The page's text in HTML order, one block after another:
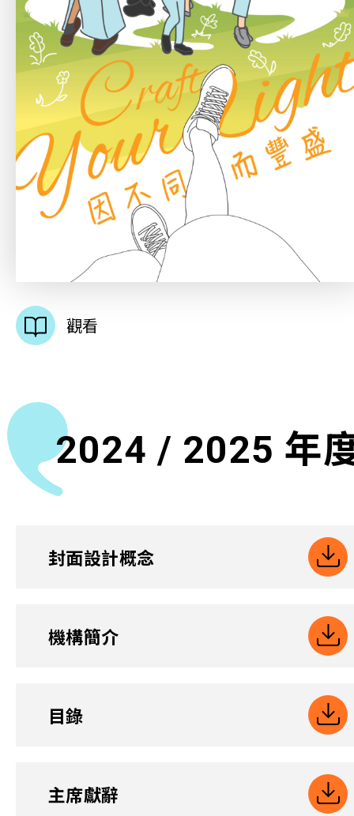
招標通告
聯絡我們
觀看
2024 / 2025 年
封面設計概念
機構簡介
目錄
主席獻辭